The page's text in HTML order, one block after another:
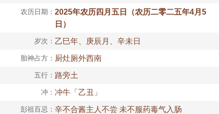
农历日期： 2025年农历四月五日（农历二零二五年4月5
日）
岁次： 乙巳年、庚辰月、辛未日
胎神占方： 厨灶厕外西南
五行： 路旁土
冲： 冲牛「乙丑」
彭祖百忌： 辛不合酱主人不尝 未不服药毒气入肠